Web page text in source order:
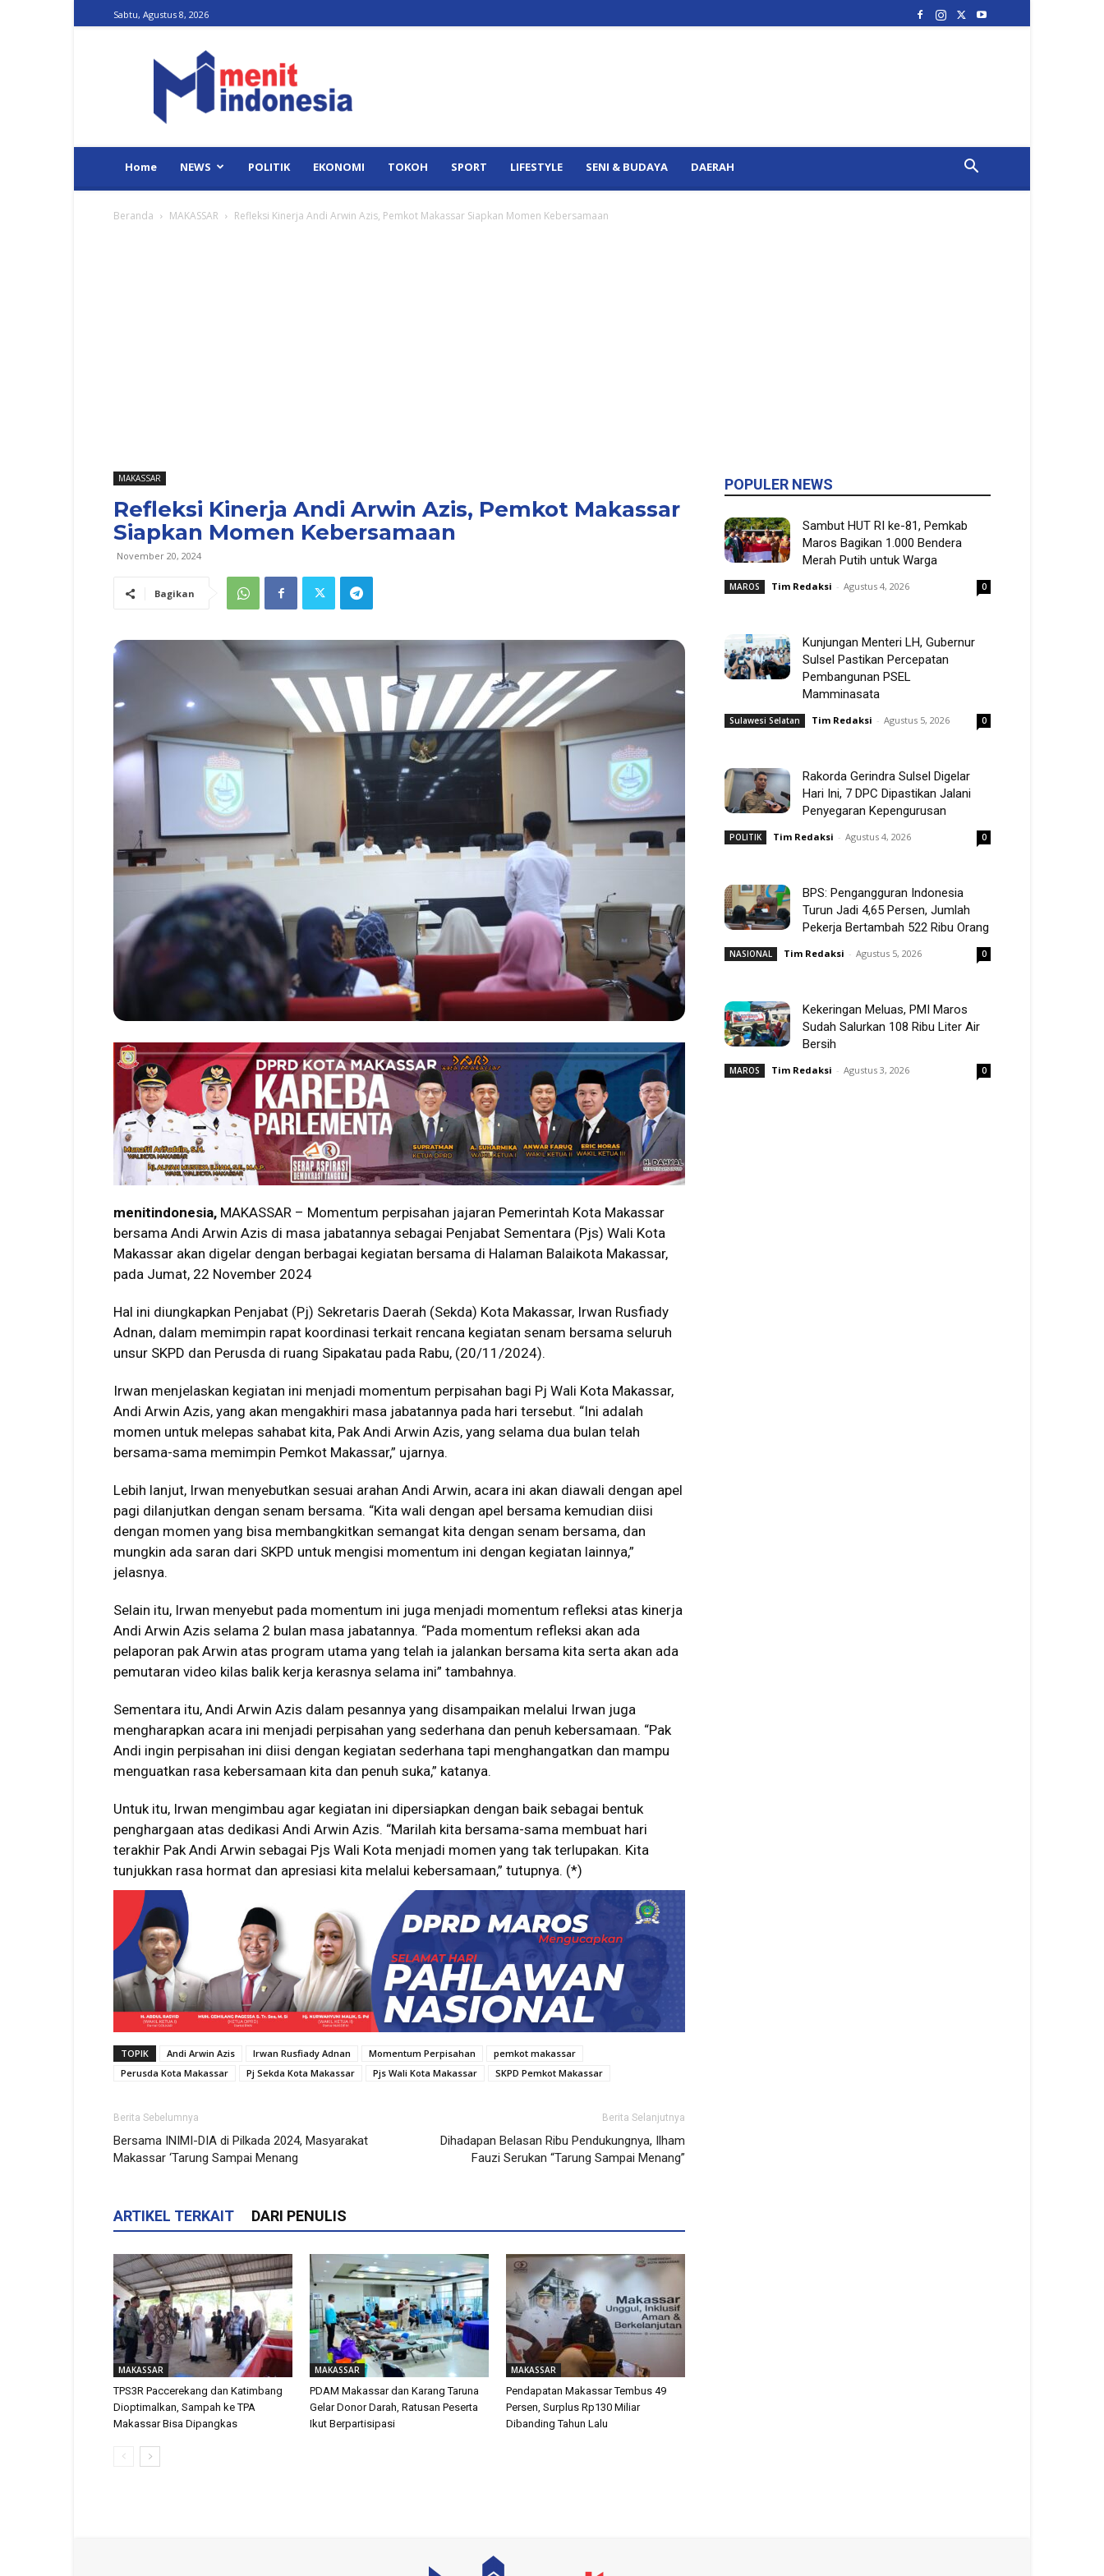
Sabtu, Agustus 8, 2026
Indonesia
Home NEWS POLITIK EKONOMI TOKOH SPORT LIFESTYLE SENI & BUDAYA DAERAH
Beranda MAKASSAR Refleksi Kinerja Andi Arwin Azis, Pemkot Makassar Siapkan Momen Kebersamaan
MAKASSAR
Refleksi Kinerja Andi Arwin Azis, Pemkot Makassar
Siapkan Momen Kebersamaan
November 20, 2024
Bagikan
menitindonesia, MAKASSAR – Momentum perpisahan jajaran Pemerintah Kota Makassar
bersama Andi Arwin Azis di masa jabatannya sebagai Penjabat Sementara (Pjs) Wali Kota
Makassar akan digelar dengan berbagai kegiatan bersama di Halaman Balaikota Makassar,
pada Jumat, 22 November 2024
Hal ini diungkapkan Penjabat (Pj) Sekretaris Daerah (Sekda) Kota Makassar, Irwan Rusfiady
Adnan, dalam memimpin rapat koordinasi terkait rencana kegiatan senam bersama seluruh
unsur SKPD dan Perusda di ruang Sipakatau pada Rabu, (20/11/2024).
Irwan menjelaskan kegiatan ini menjadi momentum perpisahan bagi Pj Wali Kota Makassar,
Andi Arwin Azis, yang akan mengakhiri masa jabatannya pada hari tersebut. “Ini adalah
momen untuk melepas sahabat kita, Pak Andi Arwin Azis, yang selama dua bulan telah
bersama-sama memimpin Pemkot Makassar,” ujarnya.
Lebih lanjut, Irwan menyebutkan sesuai arahan Andi Arwin, acara ini akan diawali dengan apel
pagi dilanjutkan dengan senam bersama. “Kita wali dengan apel bersama kemudian diisi
dengan momen yang bisa membangkitkan semangat kita dengan senam bersama, dan
mungkin ada saran dari SKPD untuk mengisi momentum ini dengan kegiatan lainnya,”
jelasnya.
Selain itu, Irwan menyebut pada momentum ini juga menjadi momentum refleksi atas kinerja
Andi Arwin Azis selama 2 bulan masa jabatannya. “Pada momentum refleksi akan ada
pelaporan pak Arwin atas program utama yang telah ia jalankan bersama kita serta akan ada
pemutaran video kilas balik kerja kerasnya selama ini” tambahnya.
Sementara itu, Andi Arwin Azis dalam pesannya yang disampaikan melalui Irwan juga
mengharapkan acara ini menjadi perpisahan yang sederhana dan penuh kebersamaan. “Pak
Andi ingin perpisahan ini diisi dengan kegiatan sederhana tapi menghangatkan dan mampu
menguatkan rasa kebersamaan kita dan penuh suka,” katanya.
Untuk itu, Irwan mengimbau agar kegiatan ini dipersiapkan dengan baik sebagai bentuk
penghargaan atas dedikasi Andi Arwin Azis. “Marilah kita bersama-sama membuat hari
terakhir Pak Andi Arwin sebagai Pjs Wali Kota menjadi momen yang tak terlupakan. Kita
tunjukkan rasa hormat dan apresiasi kita melalui kebersamaan,” tutupnya. (*)
TOPIK Andi Arwin Azis Irwan Rusfiady Adnan Momentum Perpisahan
pemkot makassar
Perusda Kota Makassar
Pj Sekda Kota Makassar Pjs Wali Kota Makassar SKPD Pemkot Makassar
Berita Sebelumnya
Bersama INIMI-DIA di Pilkada 2024, Masyarakat
Makassar ‘Tarung Sampai Menang
Berita Selanjutnya
Dihadapan Belasan Ribu Pendukungnya, Ilham
Fauzi Serukan “Tarung Sampai Menang”
ARTIKEL TERKAIT DARI PENULIS
MAKASSAR
TPS3R Paccerekang dan Katimbang
Dioptimalkan, Sampah ke TPA
Makassar Bisa Dipangkas
MAKASSAR
PDAM Makassar dan Karang Taruna
Gelar Donor Darah, Ratusan Peserta
Ikut Berpartisipasi
MAKASSAR
Pendapatan Makassar Tembus 49
Persen, Surplus Rp130 Miliar
Dibanding Tahun Lalu
POPULER NEWS
Sambut HUT RI ke-81, Pemkab
Maros Bagikan 1.000 Bendera
Merah Putih untuk Warga
MAROS Tim Redaksi - Agustus 4, 2026 0
Kunjungan Menteri LH, Gubernur
Sulsel Pastikan Percepatan
Pembangunan PSEL
Mamminasata
Sulawesi Selatan Tim Redaksi - Agustus 5, 2026 0
Rakorda Gerindra Sulsel Digelar
Hari Ini, 7 DPC Dipastikan Jalani
Penyegaran Kepengurusan
POLITIK Tim Redaksi - Agustus 4, 2026 0
BPS: Pengangguran Indonesia
Turun Jadi 4,65 Persen, Jumlah
Pekerja Bertambah 522 Ribu Orang
NASIONAL Tim Redaksi - Agustus 5, 2026 0
Kekeringan Meluas, PMI Maros
Sudah Salurkan 108 Ribu Liter Air
Bersih
MAROS Tim Redaksi - Agustus 3, 2026 0